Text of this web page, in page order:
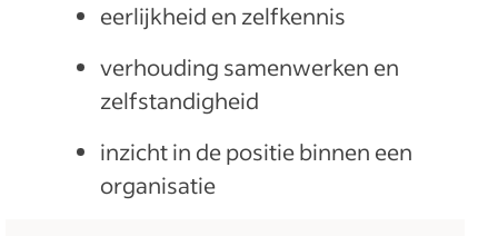
eerlijkheid en zelfkennis
verhouding samenwerken en
zelfstandigheid
inzicht in de positie binnen een
organisatie